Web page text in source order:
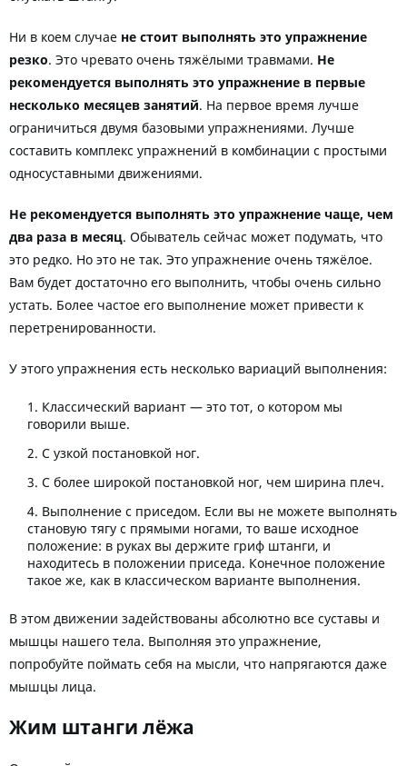
Ни в коем случае не стоит выполнять это упражнение
резко. Это чревато очень тяжёлыми травмами. Не
рекомендуется выполнять это упражнение в первые
несколько месяцев занятий. На первое время лучше
ограничиться двумя базовыми упражнениями. Лучше
составить комплекс упражнений в комбинации с простыми
односуставными движениями.
Не рекомендуется выполнять это упражнение чаще, чем
два раза в месяц. Обыватель сейчас может подумать, что
это редко. Но это не так. Это упражнение очень тяжёлое.
Вам будет достаточно его выполнить, чтобы очень сильно
устать. Более частое его выполнение может привести к
перетренированности.
У этого упражнения есть несколько вариаций выполнения:
Классический вариант — это тот, о котором мы
говорили выше.
С узкой постановкой ног.
С более широкой постановкой ног, чем ширина плеч.
Выполнение с приседом. Если вы не можете выполнять
становую тягу с прямыми ногами, то ваше исходное
положение: в руках вы держите гриф штанги, и
находитесь в положении приседа. Конечное положение
такое же, как в классическом варианте выполнения.
В этом движении задействованы абсолютно все суставы и
мышцы нашего тела. Выполняя это упражнение,
попробуйте поймать себя на мысли, что напрягаются даже
мышцы лица.
Жим штанги лёжа